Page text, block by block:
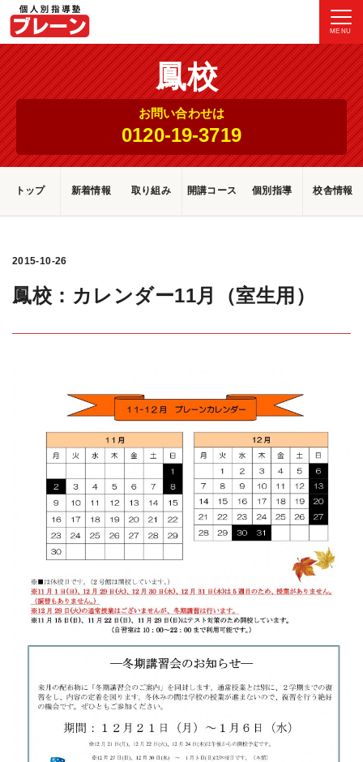
MENU
鳳校
お問い合わせは
0120-19-3719
トップ 新着情報 取り組み 開講コース 個別指導 校舎情報
2015-10-26
鳳校：カレンダー11月（室生用）